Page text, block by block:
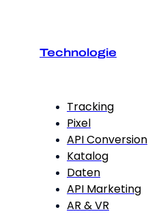
Technologie
Tracking
Pixel
API Conversion
Katalog
Daten
API Marketing
AR & VR